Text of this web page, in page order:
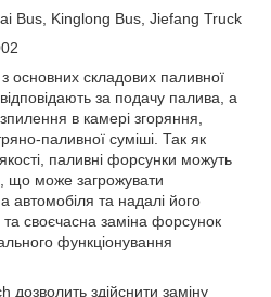
Bus, Kinglong Bus, Jiefang Truck
основних складових паливної
за подачу палива, а
в камері згоряння,
паливної суміші. Так як
паливні форсунки можуть
що може загрожувати
автомобіля та надалі його
своєчасна заміна форсунок
функціонування
здійснити заміну